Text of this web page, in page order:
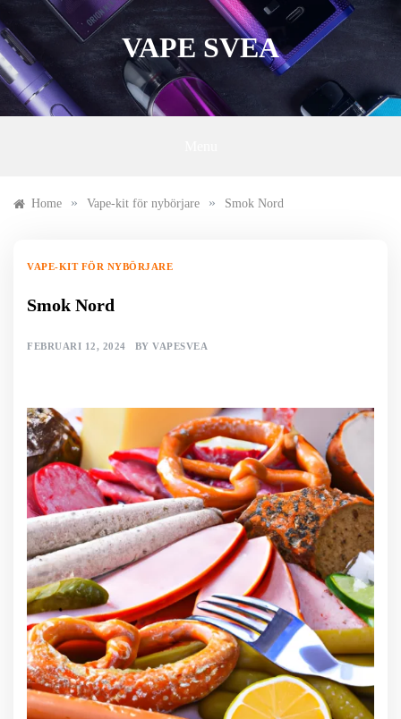
to
content
VAPE SVEA
Home » Vape-kit för nybörjare » Smok Nord
VAPE-KIT FÖR NYBÖRJARE
Smok Nord
FEBRUARI 12, 2024 BY VAPESVEA